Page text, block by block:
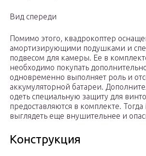
Вид спереди
Помимо этого, квадрокоптер
амортизирующими подушками и
подвесом для камеры. Ее в
необходимо покупать
одновременно выполняет роль и
аккумуляторной батареи.
одеть специальную защиту для
предоставляются в комплекте. Тогда
выглядеть еще внушительнее и
Конструкция